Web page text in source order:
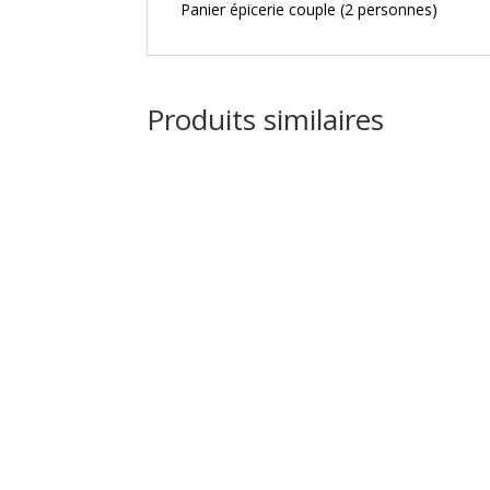
Panier épicerie couple (2 personnes)
Produits similaires